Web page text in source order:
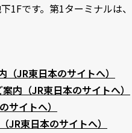
1Fです。第1ターミナルは
JR東日本のサイトへ）
内（JR東日本のサイトへ）
サイトへ）
JR東日本のサイトへ）